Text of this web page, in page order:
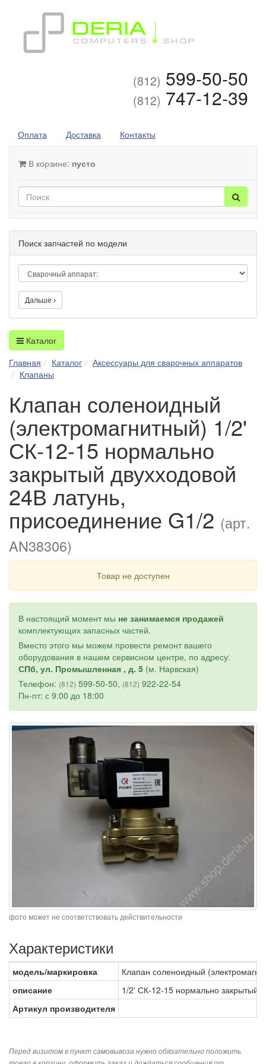
(812) 599-50-50
(812) 747-12-39
Оплата Доставка Контакты
В корзине: пусто
Поиск запчастей по модели
Дальше
Каталог
Главная
Каталог
Аксессуары для сварочных аппаратов
Клапаны
Клапан соленоидный
(электромагнитный) 1/2'
СК-12-15 нормально
закрытый двухходовой
24В латунь,
присоединение G1/2 (арт.
AN38306)
Товар не доступен
В настоящий момент мы не занимаемся продажей
комплектующих запасных частей.
Вместо этого мы можем провести ремонт вашего
оборудования в нашем сервисном центре, по адресу:
СПб, ул. Промышленная , д. 5 (м. Нарвская)
Телефон: (812) 599-50-50, (812) 922-22-54
Пн-пт: с 9:00 до 18:00
фото может не соответствовать действительности
Характеристики
модель/маркировка
Клапан соленоидный
описание
1/2' СК-12-15 нормально закрытый
Артикул производителя
Перед визитом в пункт самовывоза нужно обязательно положить